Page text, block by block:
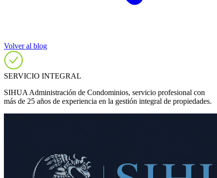
Volver al blog
SERVICIO INTEGRAL
SIHUA Administración de Condominios, servicio profesional con
más de 25 años de experiencia en la gestión integral de propiedades.